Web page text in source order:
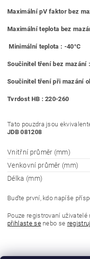
Maximální pV faktor bez
Maximální teplota bez
Minimální teplota : -40°C
Součinitel tření bez mazání
Součinitel tření při mazání
Tvrdost HB : 220-260
Tato pouzdra jsou
JDB 081208
Vnitřní průměr (mm)
Venkovní průměr (mm)
Délka (mm)
Buďte první, kdo napíše
Pouze registrovaní
přihlaste senebo se